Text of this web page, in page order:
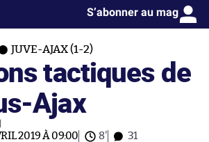
S’abonner au mag
JUVE-AJAX (1-2)
tactiques de
Ajax
2019 À 09:00 8' 31